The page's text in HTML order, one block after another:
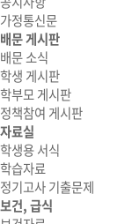
가정통신문
배문 게시판
배문 소식
학생 게시판
학부모 게시판
정책참여 게시판
자료실
학생용 서식
학습자료
정기고사 기출문제
보건, 급식